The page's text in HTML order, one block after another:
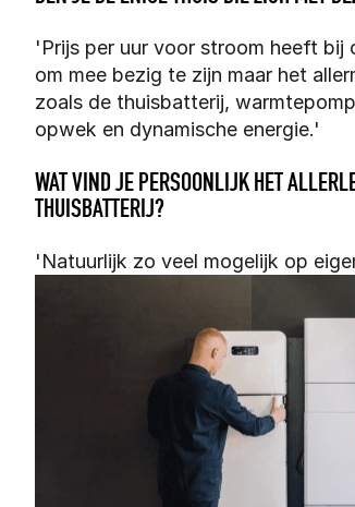
'Prijs per uur voor stroom heeft bij
om mee bezig te zijn maar het
zoals de thuisbatterij,
opwek en dynamische energie.'
WAT VIND JE PERSOONLIJK HET
THUISBATTERIJ?
'Natuurlijk zo veel mogelijk op